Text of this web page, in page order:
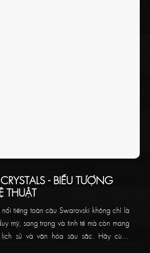
- BIỂU TƯỢNG
THUẬT
tiếng toàn cầu Swarovski không chỉ là
mỹ, sang trọng và tinh tế mà còn mang
sử và văn hóa sâu sắc. Hãy cùng